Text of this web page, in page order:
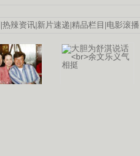
|热辣资讯|新片速递|精品栏目 |电影滚播